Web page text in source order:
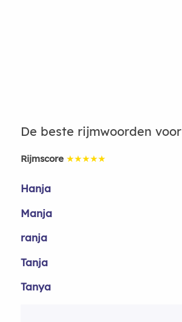
De beste rijmwoorden voor
Rijmscore ★★★★★
Hanja
Manja
ranja
Tanja
Tanya